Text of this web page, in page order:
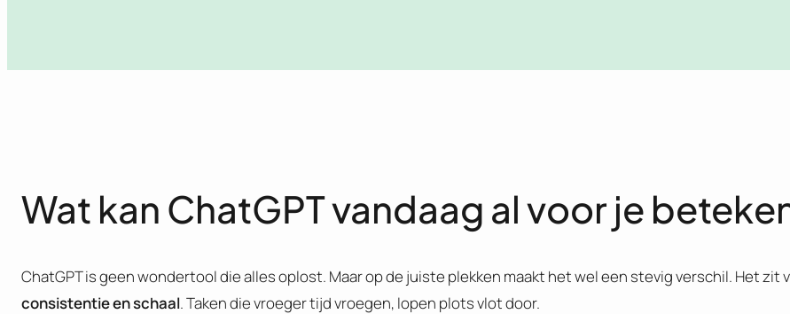
Wat kan ChatGPT vandaag al voor je
ChatGPT is geen wondertool die alles oplost. Maar op de juiste plekken maakt het wel een stevig verschil. Het zit
consistentie en schaal. Taken die vroeger tijd vroegen, lopen plots vlot door.